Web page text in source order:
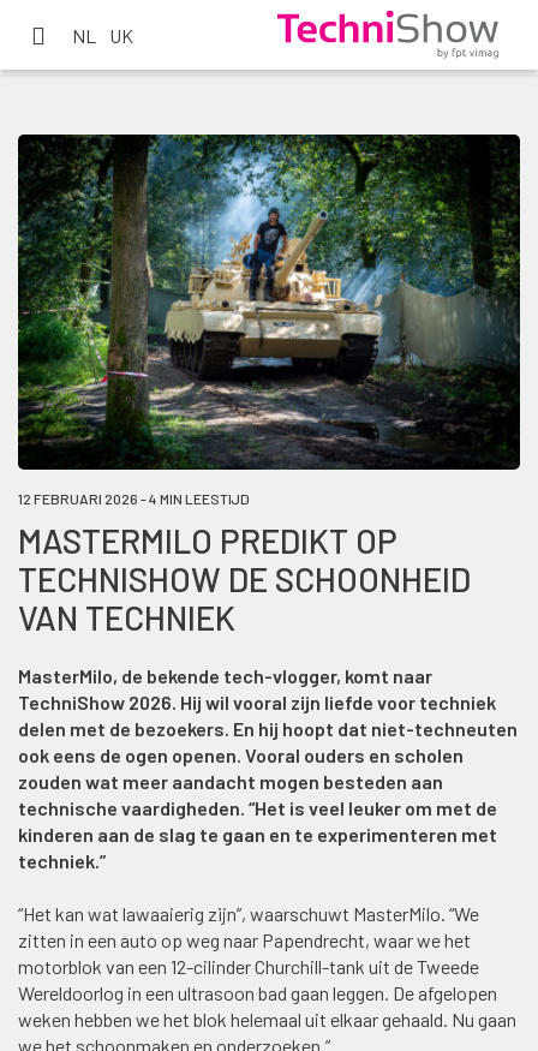
NL UK
12 FEBRUARI 2026 - 4 MIN LEESTIJD
MASTERMILO PREDIKT OP
TECHNISHOW DE SCHOONHEID
VAN TECHNIEK
MasterMilo, de bekende tech-vlogger, komt naar
TechniShow 2026. Hij wil vooral zijn liefde voor techniek
delen met de bezoekers. En hij hoopt dat niet-techneuten
ook eens de ogen openen. Vooral ouders en scholen
zouden wat meer aandacht mogen besteden aan
technische vaardigheden. “Het is veel leuker om met de
kinderen aan de slag te gaan en te experimenteren met
techniek.”
“Het kan wat lawaaierig zijn”, waarschuwt MasterMilo. “We
zitten in een auto op weg naar Papendrecht, waar we het
motorblok van een 12-cilinder Churchill-tank uit de Tweede
Wereldoorlog in een ultrasoon bad gaan leggen. De afgelopen
weken hebben we het blok helemaal uit elkaar gehaald. Nu gaan
we het schoonmaken en onderzoeken.”